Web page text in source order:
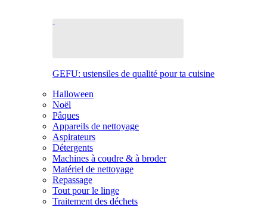
GEFU: ustensiles de qualité pour ta cuisine
Halloween
Noël
Pâques
Appareils de nettoyage
Aspirateurs
Détergents
Machines à coudre & à broder
Matériel de nettoyage
Repassage
Tout pour le linge
Traitement des déchets